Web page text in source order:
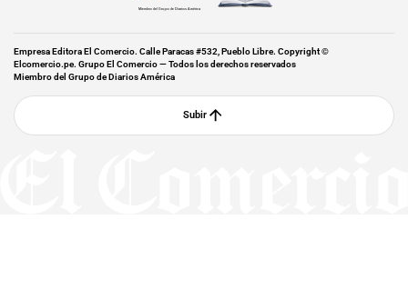
Miembro del Grupo de Diarios América
Empresa Editora El Comercio. Calle Paracas #532, Pueblo Libre. Copyright ©
Elcomercio.pe. Grupo El Comercio — Todos los derechos reservados
Miembro del Grupo de Diarios América
Subir